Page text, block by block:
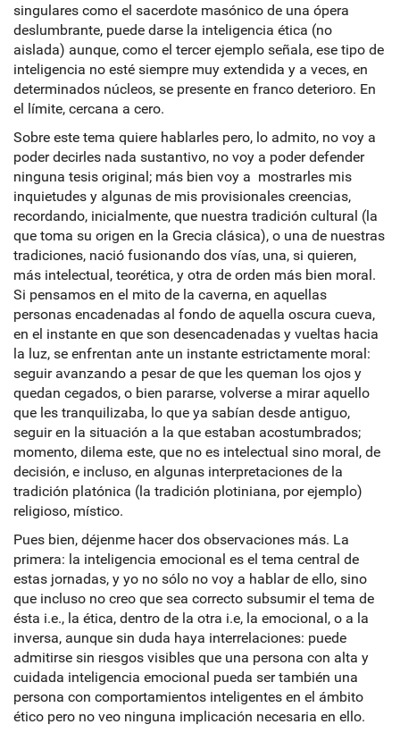
singulares como el sacerdote masónico de una ópera
deslumbrante, puede darse la inteligencia ética (no
aislada) aunque, como el tercer ejemplo señala, ese tipo de
inteligencia no esté siempre muy extendida y a veces, en
determinados núcleos, se presente en franco deterioro. En
el límite, cercana a cero.
Sobre este tema quiere hablarles pero, lo admito, no voy a
poder decirles nada sustantivo, no voy a poder defender
ninguna tesis original; más bien voy a mostrarles mis
inquietudes y algunas de mis provisionales creencias,
recordando, inicialmente, que nuestra tradición cultural (la
que toma su origen en la Grecia clásica), o una de nuestras
tradiciones, nació fusionando dos vías, una, si quieren,
más intelectual, teorética, y otra de orden más bien moral.
Si pensamos en el mito de la caverna, en aquellas
personas encadenadas al fondo de aquella oscura cueva,
en el instante en que son desencadenadas y vueltas hacia
la luz, se enfrentan ante un instante estrictamente moral:
seguir avanzando a pesar de que les queman los ojos y
quedan cegados, o bien pararse, volverse a mirar aquello
que les tranquilizaba, lo que ya sabían desde antiguo,
seguir en la situación a la que estaban acostumbrados;
momento, dilema este, que no es intelectual sino moral, de
decisión, e incluso, en algunas interpretaciones de la
tradición platónica (la tradición plotiniana, por ejemplo)
religioso, místico.
Pues bien, déjenme hacer dos observaciones más. La
primera: la inteligencia emocional es el tema central de
estas jornadas, y yo no sólo no voy a hablar de ello, sino
que incluso no creo que sea correcto subsumir el tema de
ésta i.e., la ética, dentro de la otra i.e, la emocional, o a la
inversa, aunque sin duda haya interrelaciones: puede
admitirse sin riesgos visibles que una persona con alta y
cuidada inteligencia emocional pueda ser también una
persona con comportamientos inteligentes en el ámbito
ético pero no veo ninguna implicación necesaria en ello.